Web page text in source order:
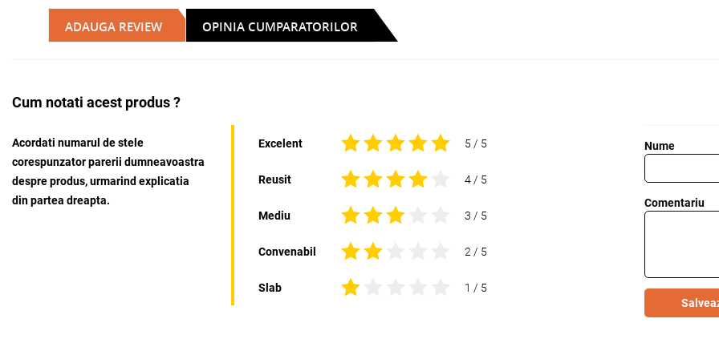
ADAUGA REVIEW OPINIA CUMPARATORILOR
Cum notati acest produs ?
Acordati numarul de stele
corespunzator parerii dumneavoastra
despre produs, urmarind explicatia
din partea dreapta.
Excelent 5 / 5
Reusit 4 / 5
Mediu 3 / 5
Convenabil 2 / 5
Slab 1 / 5
Nume
Comentariu